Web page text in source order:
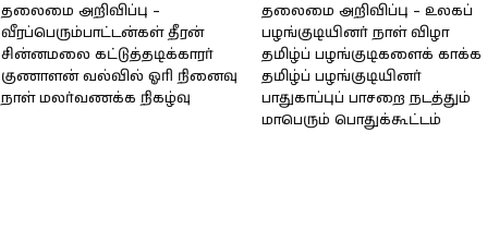
தலைமை அறிவிப்பு –
வீரப்பெரும்பாட்டன்கள் தீரன்
சின்னமலை கட்டுத்தடிக்காரர்
குணாளன் வல்வில் ஓரி நினைவு
நாள் மலர்வணக்க நிகழ்வு
தலைமை அறிவிப்பு – உலகப்
பழங்குடியினர் நாள் விழா
தமிழ்ப் பழங்குடிகளைக் காக்க
தமிழ்ப் பழங்குடியினர்
பாதுகாப்புப் பாசறை நடத்தும்
மாபெரும் பொதுக்கூட்டம்